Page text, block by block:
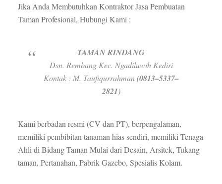
Jika Anda Membutuhkan Kontraktor Jasa Pembuatan
Taman Profesional, Hubungi Kami :
TAMAN RINDANG
Dsn. Rembang Kec. Ngadiluwih Kediri
Kontak : M. Taufiqurrahman (0813–5337–
2821)
Kami berbadan resmi (CV dan PT), berpengalaman,
memiliki pembibitan tanaman hias sendiri, memiliki Tenaga
Ahli di Bidang Taman Mulai dari Desain, Arsitek, Tukang
taman, Pertanahan, Pabrik Gazebo, Spesialis Kolam.